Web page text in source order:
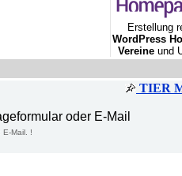
Erstellung
WordPress
Vereine und
TIER
oder E-Mail
Mail. !